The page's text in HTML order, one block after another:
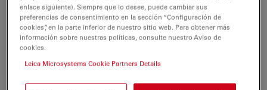
Plan outfit
13613207
enlace siguiente). Siempre que lo desee, puede cambiar sus
preferencias de consentimiento en la sección “Configuración de
cookies”, en la parte inferior de nuestro sitio web. Para obtener más
información sobre nuestras políticas, consulte nuestro Aviso de
cookies.
Leica Microsystems Cookie Partners Details